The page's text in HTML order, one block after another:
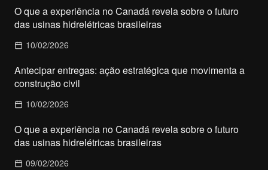
O que a experiência no Canadá revela sobre o futuro
das usinas hidrelétricas brasileiras
10/02/2026
Antecipar entregas: ação estratégica que movimenta a
construção civil
10/02/2026
O que a experiência no Canadá revela sobre o futuro
das usinas hidrelétricas brasileiras
09/02/2026